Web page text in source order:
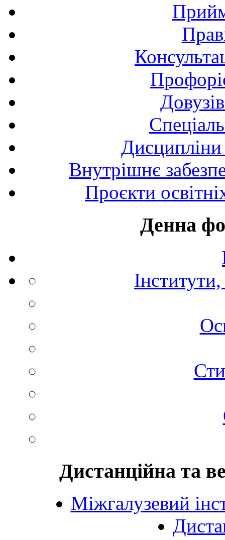
Внутрішнє
Проєкти
Денна
Дистанційна та
Міжгалузевий